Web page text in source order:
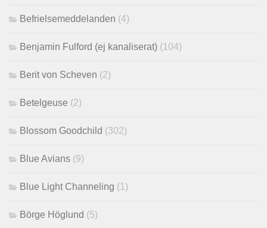
Befrielsemeddelanden (4)
Benjamin Fulford (ej kanaliserat) (104)
Berit von Scheven (2)
Betelgeuse (2)
Blossom Goodchild (302)
Blue Avians (9)
Blue Light Channeling (1)
Börge Höglund (5)